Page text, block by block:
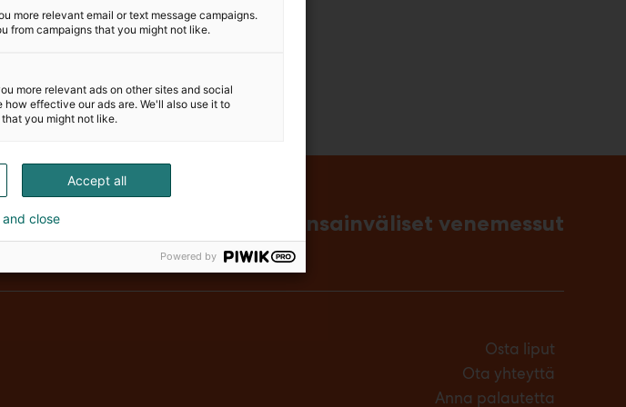
Vene Båt Helsingin kansainväliset venemessut
Osta liput
Ota yhteyttä
Anna palautetta
more relevant email or text message campaigns.
from campaigns that you might not like.
more relevant ads on other sites and social
how effective our ads are. We'll also use it to
you might not like.
Accept all
and close
Powered by